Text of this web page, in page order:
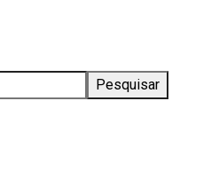
Pesquisar